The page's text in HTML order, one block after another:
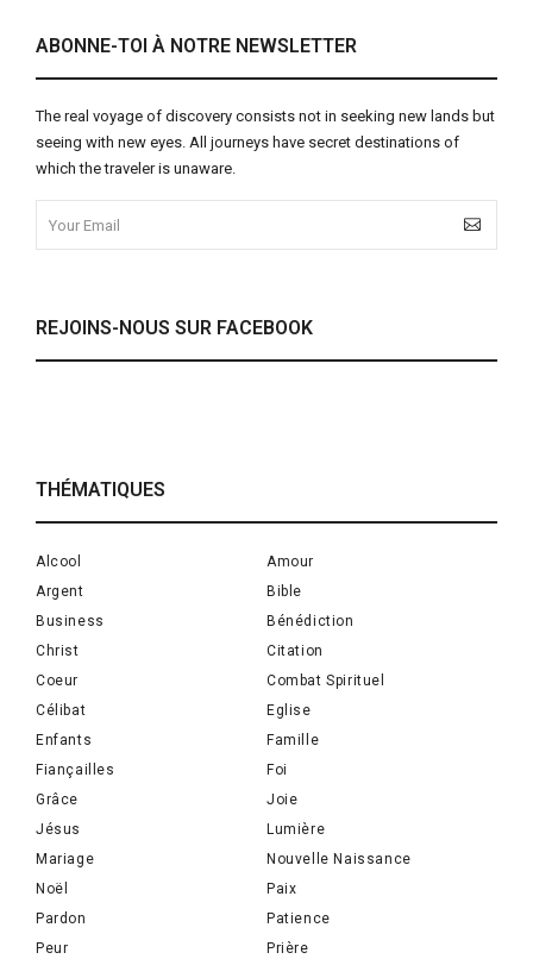
ABONNE-TOI À NOTRE NEWSLETTER
The real voyage of discovery consists not in seeking new lands but
seeing with new eyes. All journeys have secret destinations of
which the traveler is unaware.
REJOINS-NOUS SUR FACEBOOK
THÉMATIQUES
Alcool
Amour
Argent
Bible
Business
Bénédiction
Christ
Citation
Coeur
Combat Spirituel
Célibat
Eglise
Enfants
Famille
Fiançailles
Foi
Grâce
Joie
Jésus
Lumière
Mariage
Nouvelle Naissance
Noël
Paix
Pardon
Patience
Peur
Prière